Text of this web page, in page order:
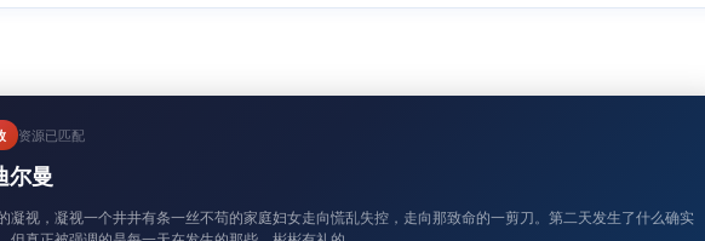
资源已匹配
尔曼
凝视，凝视一个井井有条一丝不苟的家庭妇女走向慌乱失控，走向那致命的一剪刀。第二天发生了什么确实